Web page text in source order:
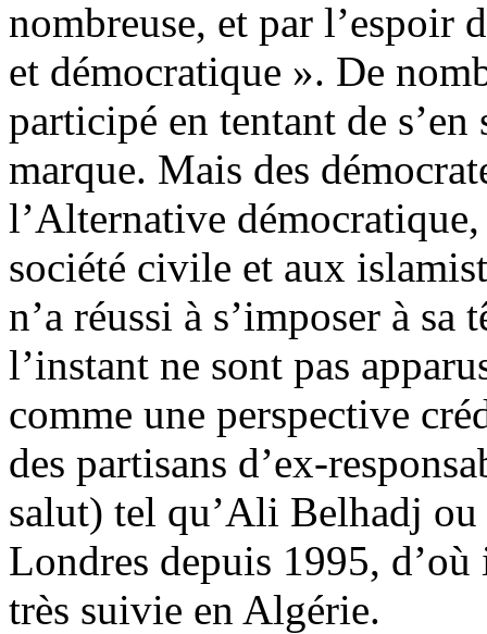
nombreuse, et par l’espoir
et démocratique ». De
participé en tentant de
marque. Mais des
l’Alternative
société civile et aux
n’a réussi à s’imposer à
l’instant ne sont pas
comme une perspective
des partisans d’ex-
salut) tel qu’Ali Belhadj
Londres depuis 1995,
très suivie en Algérie.